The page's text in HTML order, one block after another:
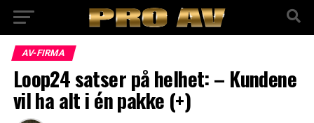
AV-FIRMA
Loop24 satser på helhet: – Kundene
vil ha alt i én pakke (+)